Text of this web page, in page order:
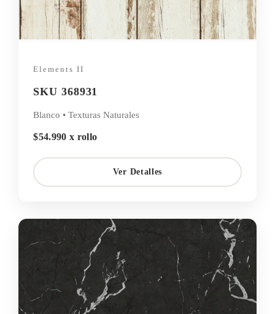
Elements II
SKU 368931
Blanco • Texturas Naturales
$54.990 x rollo
Ver Detalles